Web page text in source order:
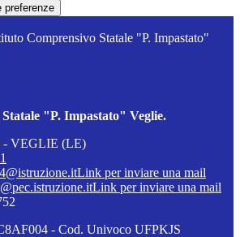
preferenze
Comprensivo Statale "P. Impastato"
"P. Impastato" Veglie.
- VEGLIE (LE)
Link per inviare una mail
Link per inviare una mail
- Cod. Univoco UFPKJS